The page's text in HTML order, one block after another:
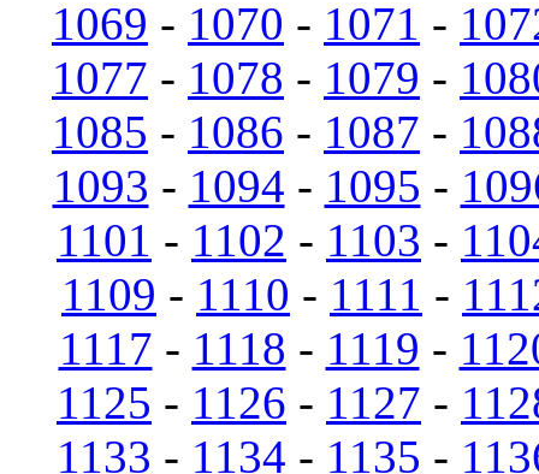
1069 - 1070 - 1071 -
1077 - 1078 - 1079 -
1085 - 1086 - 1087 -
1093 - 1094 - 1095 -
1101 - 1102 - 1103 -
1109 - 1110 - 1111 -
1117 - 1118 - 1119 -
1125 - 1126 - 1127 -
1133 - 1134 - 1135 -